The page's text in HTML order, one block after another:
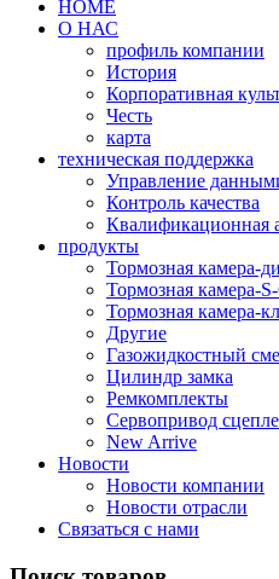
HOME
О НАС
профиль компании
История
Корпоративная
Честь
карта
техническая поддержка
Управление
Контроль качества
Квалификационная
продукты
Тормозная камера-
Тормозная камера-
Тормозная камера-
Другие
Газожидкостный
Цилиндр замка
Ремкомплекты
Сервопривод
New Arrive
Новости
Новости компании
Новости отрасли
Связаться с нами